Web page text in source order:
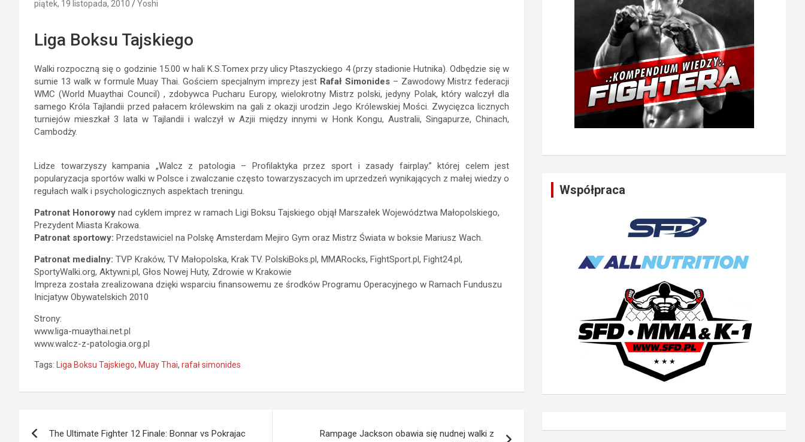
piątek, 19 listopada, 2010 Yoshi
Liga Boksu Tajskiego
Walki rozpoczną się o godzinie 15.00 w hali K.S.Tomex przy ulicy Ptaszyckiego 4 (przy stadionie Hutnika). Odbędzie się w
sumie 13 walk w formule Muay Thai. Gościem specjalnym imprezy jest Rafał Simonides– Zawodowy Mistrz federacji
WMC (World Muaythai Council) , zdobywca Pucharu Europy, wielokrotny Mistrz polski, jedyny Polak, który walczył dla
samego Króla Tajlandii przed pałacem królewskim na gali z okazji urodzin Jego Królewskiej Mości. Zwycięzca licznych
turniejów mieszkał 3 lata w Tajlandii i walczył w Azjii między innymi w Honk Kongu, Australii, Singapurze, Chinach,
Cambodży.
Lidze towarzyszy kampania „Walcz z patologia – Profilaktyka przez sport i zasady fairplay.” której celem jest
popularyzacja sportów walki w Polsce i zwalczanie często towarzyszacych im uprzedzeń wynikających z małej wiedzy o
regułach walk i psychologicznych aspektach treningu.
Patronat Honorowy nad cyklem imprez w ramach Ligi Boksu Tajskiego objął Marszałek Województwa Małopolskiego,
Prezydent Miasta Krakowa.
Patronat sportowy: Przedstawiciel na Polskę Amsterdam Mejiro Gym oraz Mistrz Świata w boksie Mariusz Wach.
Patronat medialny: TVP Kraków, TV Małopolska, Krak TV. PolskiBoks.pl, MMARocks, FightSport.pl, Fight24.pl,
SportyWalki.org, Aktywni.pl, Głos Nowej Huty, Zdrowie w Krakowie
Impreza została zrealizowana dzięki wsparciu finansowemu ze środków Programu Operacyjnego w Ramach Funduszu
Inicjatyw Obywatelskich 2010
Strony:
www.liga-muaythai.net.pl
www.walcz-z-patologia.org.pl
Tags: Liga Boksu Tajskiego, Muay Thai, rafał simonides
The Ultimate Fighter 12 Finale: Bonnar vs Pokrajac
Rampage Jackson obawia się nudnej walki z
Współpraca